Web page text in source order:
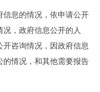
息的情况，依申请公开
，政府信息公开的人
开咨询情况，因政府信息
的情况，和其他需要报告